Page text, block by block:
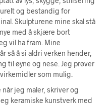
og bestandig for
Skulpturene mine skal stå
med å skjære bort
vil ha fram. Mine
så å si aldri verken hender,
til øyne og nese. Jeg prøver
som mulig.
jeg maler, skriver og
keramiske kunstverk med